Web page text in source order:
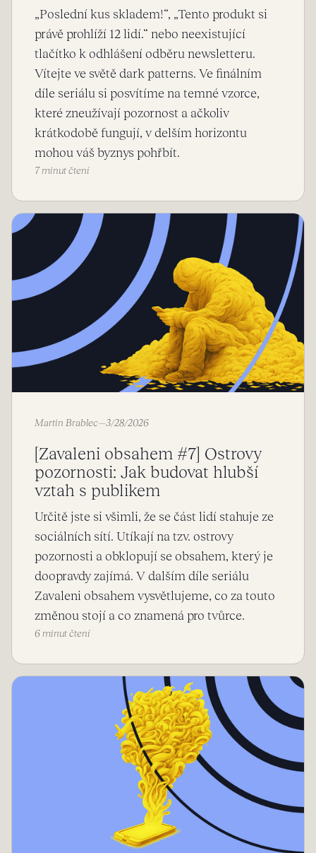
„Poslední kus skladem!“, „Tento produkt si
právě prohlíží 12 lidí.“ nebo neexistující
tlačítko k odhlášení odběru newsletteru.
Vítejte ve světě dark patterns. Ve finálním
díle seriálu si posvítíme na temné vzorce,
které zneužívají pozornost a ačkoliv
krátkodobě fungují, v delším horizontu
mohou váš byznys pohřbít.
7 minut čtení
Martin Brablec—3/28/2026
[Zavaleni obsahem #7] Ostrovy
pozornosti: Jak budovat hlubší
vztah s publikem
Určitě jste si všimli, že se část lidí stahuje ze
sociálních sítí. Utíkají na tzv. ostrovy
pozornosti a obklopují se obsahem, který je
doopravdy zajímá. V dalším díle seriálu
Zavaleni obsahem vysvětlujeme, co za touto
změnou stojí a co znamená pro tvůrce.
6 minut čtení